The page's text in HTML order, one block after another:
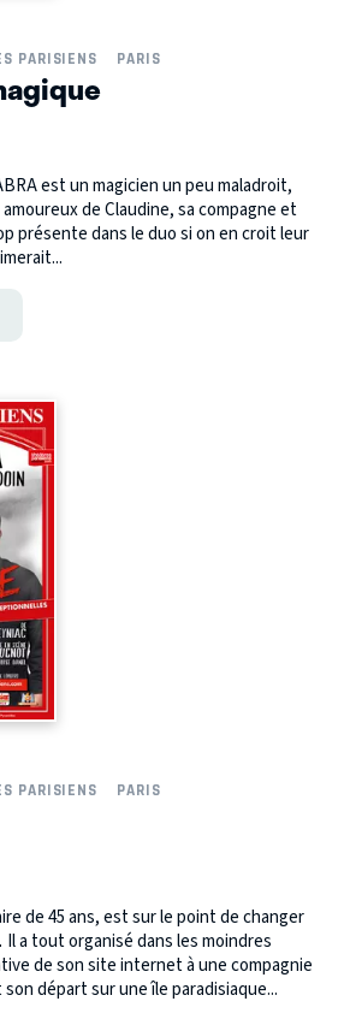
PARISIENS
PARIS
est un magicien un peu maladroit,
de Claudine, sa compagne et
présente dans le duo si on en croit leur
PARISIENS
PARIS
de 45 ans, est sur le point de changer
a tout organisé dans les moindres
de son site internet à une compagnie
départ sur une île paradisiaque...